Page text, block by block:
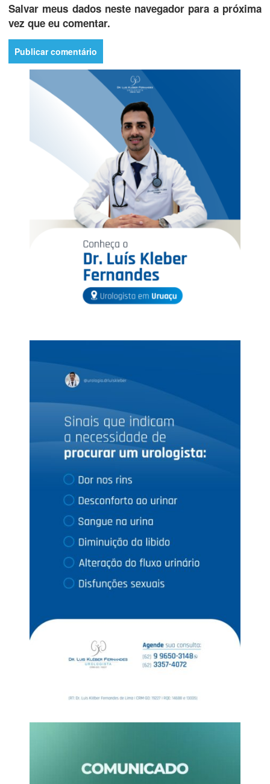
Salvar meus dados neste navegador para a próxima
vez que eu comentar.